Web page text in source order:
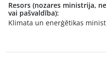
Resors (nozares ministrija,
vai pašvaldība):
Klimata un enerģētikas